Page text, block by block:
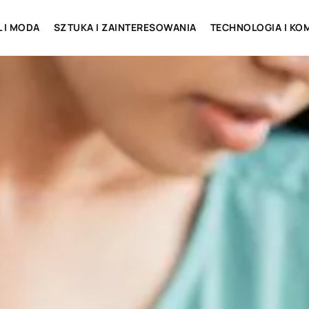
I MODA SZTUKA I ZAINTERESOWANIA TECHNOLOGIA I